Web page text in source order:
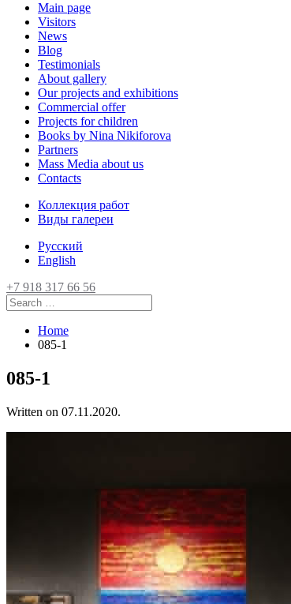
Main page
Visitors
News
Blog
Testimonials
About gallery
Our projects and exhibitions
Commercial offer
Projects for children
Books by Nina Nikiforova
Partners
Mass Media about us
Contacts
Коллекция работ
Виды галереи
Русский
English
+7 918 317 66 56
Home
085-1
085-1
Written on 07.11.2020.